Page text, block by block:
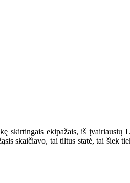
skirtingais ekipažais, iš įvairiausių
skaičiavo, tai tiltus statė, tai šiek